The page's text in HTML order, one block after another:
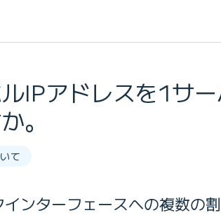
IPアドレスを1サ
。
て
ンターフェースへの複数の